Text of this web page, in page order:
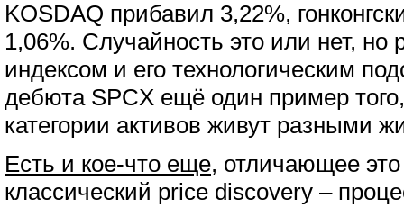
KOSDAQ прибавил 3,22%,
1,06%. Случайность это или нет,
индексом и его технологическим
дебюта SPCX ещё один пример
категории активов живут разными
Есть и кое-что еще, отличающее это
классический price discovery –